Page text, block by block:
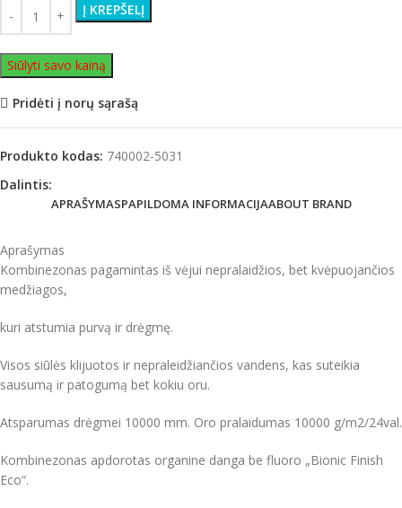
Į KREPŠELĮ
Siūlyti savo kainą
Pridėti į norų sąrašą
Produkto kodas: 740002-5031
Dalintis:
APRAŠYMASPAPILDOMA INFORMACIJAABOUT BRAND
Aprašymas
Kombinezonas pagamintas iš vėjui nepralaidžios, bet kvėpuojančios
medžiagos,
kuri atstumia purvą ir drėgmę.
Visos siūlės klijuotos ir nepraleidžiančios vandens, kas suteikia
sausumą ir patogumą bet kokiu oru.
Atsparumas drėgmei 10000 mm. Oro pralaidumas 10000 g/m2/24val.
Kombinezonas apdorotas organine danga be fluoro „Bionic Finish
Eco“.